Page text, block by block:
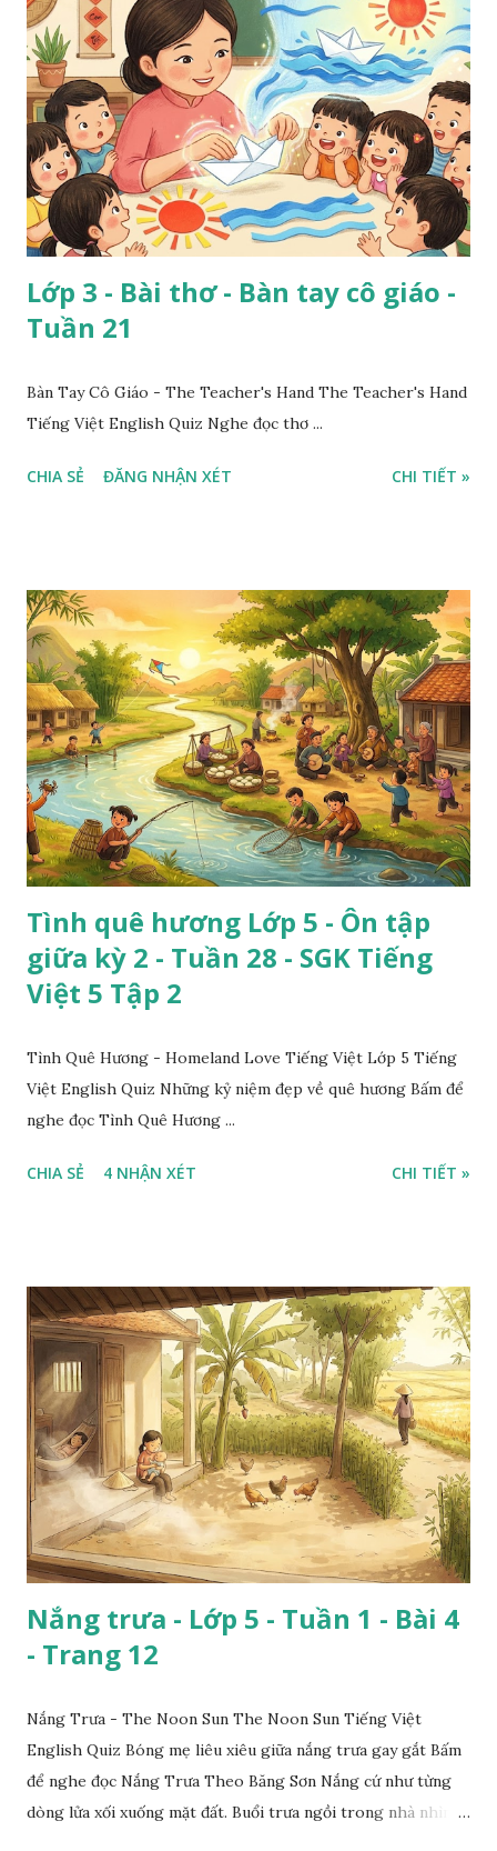
Lớp 3 - Bài thơ - Bàn tay cô giáo -
Tuần 21
Bàn Tay Cô Giáo - The Teacher's Hand The Teacher's Hand
Tiếng Việt English Quiz Nghe đọc thơ ...
CHIA SẺ ĐĂNG NHẬN XÉT CHI TIẾT »
Tình quê hương Lớp 5 - Ôn tập
giữa kỳ 2 - Tuần 28 - SGK Tiếng
Việt 5 Tập 2
Tình Quê Hương - Homeland Love Tiếng Việt Lớp 5 Tiếng
Việt English Quiz Những kỷ niệm đẹp về quê hương Bấm để
nghe đọc Tình Quê Hương ...
CHIA SẺ 4 NHẬN XÉT CHI TIẾT »
Nắng trưa - Lớp 5 - Tuần 1 - Bài 4
- Trang 12
Nắng Trưa - The Noon Sun The Noon Sun Tiếng Việt
English Quiz Bóng mẹ liêu xiêu giữa nắng trưa gay gắt Bấm
để nghe đọc Nắng Trưa Theo Băng Sơn Nắng cứ như từng
dòng lửa xối xuống mặt đất. Buổi trưa ngồi trong nhà nhìn